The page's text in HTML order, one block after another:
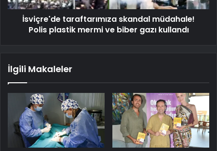
İsviçre'de taraftarımıza skandal müdahale!
Polis plastik mermi ve biber gazı kullandı
İlgili Makaleler